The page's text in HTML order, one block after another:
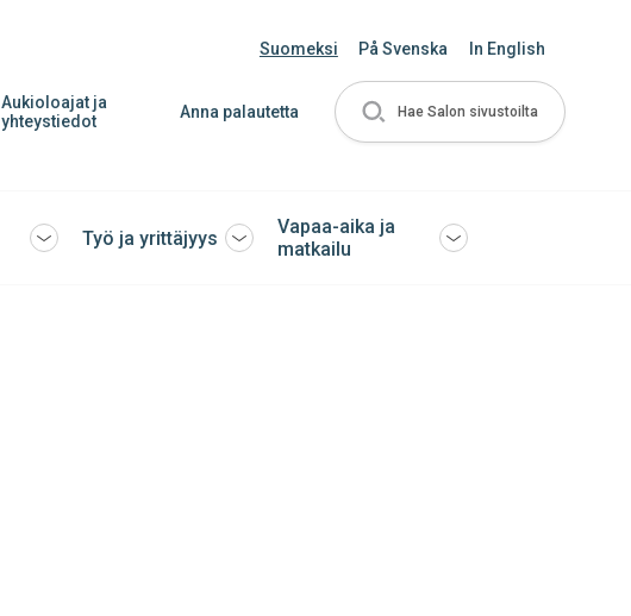
Suomeksi På Svenska In English
Aukioloajat ja
yhteystiedot
Anna palautetta Hae Salon sivustoilta
Avaa
Työ ja yrittäjyys Avaa
Vapaa-aika ja
matkailu
Avaa